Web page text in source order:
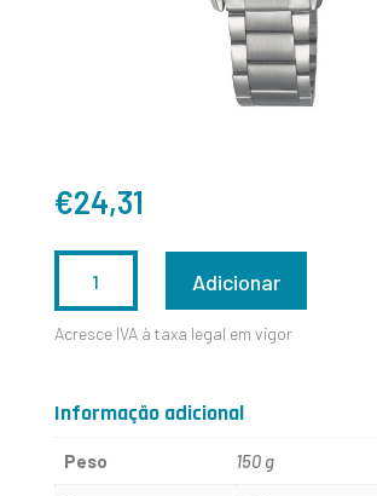
€24,31
DE
Adicionar
Acresce IVA à taxa legal em vigor
Informação adicional
Peso 150 g